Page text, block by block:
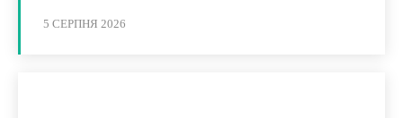
5 СЕРПНЯ 2026